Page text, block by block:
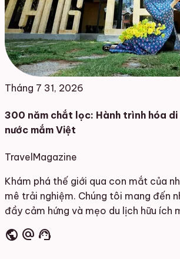
Tháng 7 31, 2026
300 năm chắt lọc: Hành trình hóa
nước mắm Việt
Travel Magazine
Khám phá thế giới qua con mắt của
mê trải nghiệm. Chúng tôi mang đến
đầy cảm hứng và mẹo du lịch hữu ích
public alternate_email support_agent